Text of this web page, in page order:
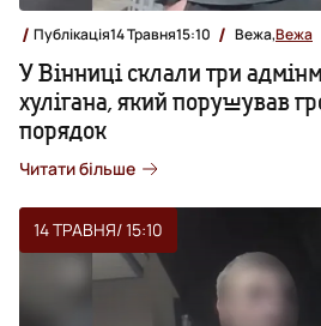
Публікація14 Травня15:10 Вежа,Вежа
У Вінниці склали три
хулігана, який порушував
порядок
Читати більше
14 ТРАВНЯ/ 15:10